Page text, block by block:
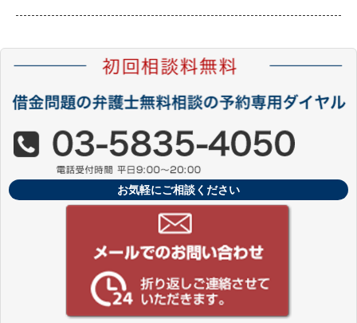
お気軽にご相談ください